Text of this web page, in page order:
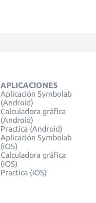
APLICACIONES
Aplicación Symbolab
(Android)
Calculadora gráfica
(Android)
Practica (Android)
Aplicación Symbolab
(iOS)
Calculadora gráfica
(iOS)
Practica (iOS)